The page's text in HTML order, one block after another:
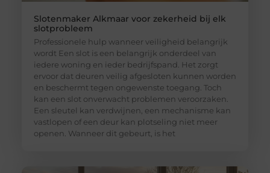
Slotenmaker Alkmaar voor zekerheid bij elk
slotprobleem
Professionele hulp wanneer veiligheid belangrijk
wordt Een slot is een belangrijk onderdeel van
iedere woning en ieder bedrijfspand. Het zorgt
ervoor dat deuren veilig afgesloten kunnen worden
en beschermt tegen ongewenste toegang. Toch
kan een slot onverwacht problemen veroorzaken.
Een sleutel kan verdwijnen, een mechanisme kan
vastlopen of een deur kan plotseling niet meer
openen. Wanneer dit gebeurt, is het